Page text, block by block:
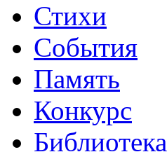
Стихи
События
Память
Конкурс
Библиотека